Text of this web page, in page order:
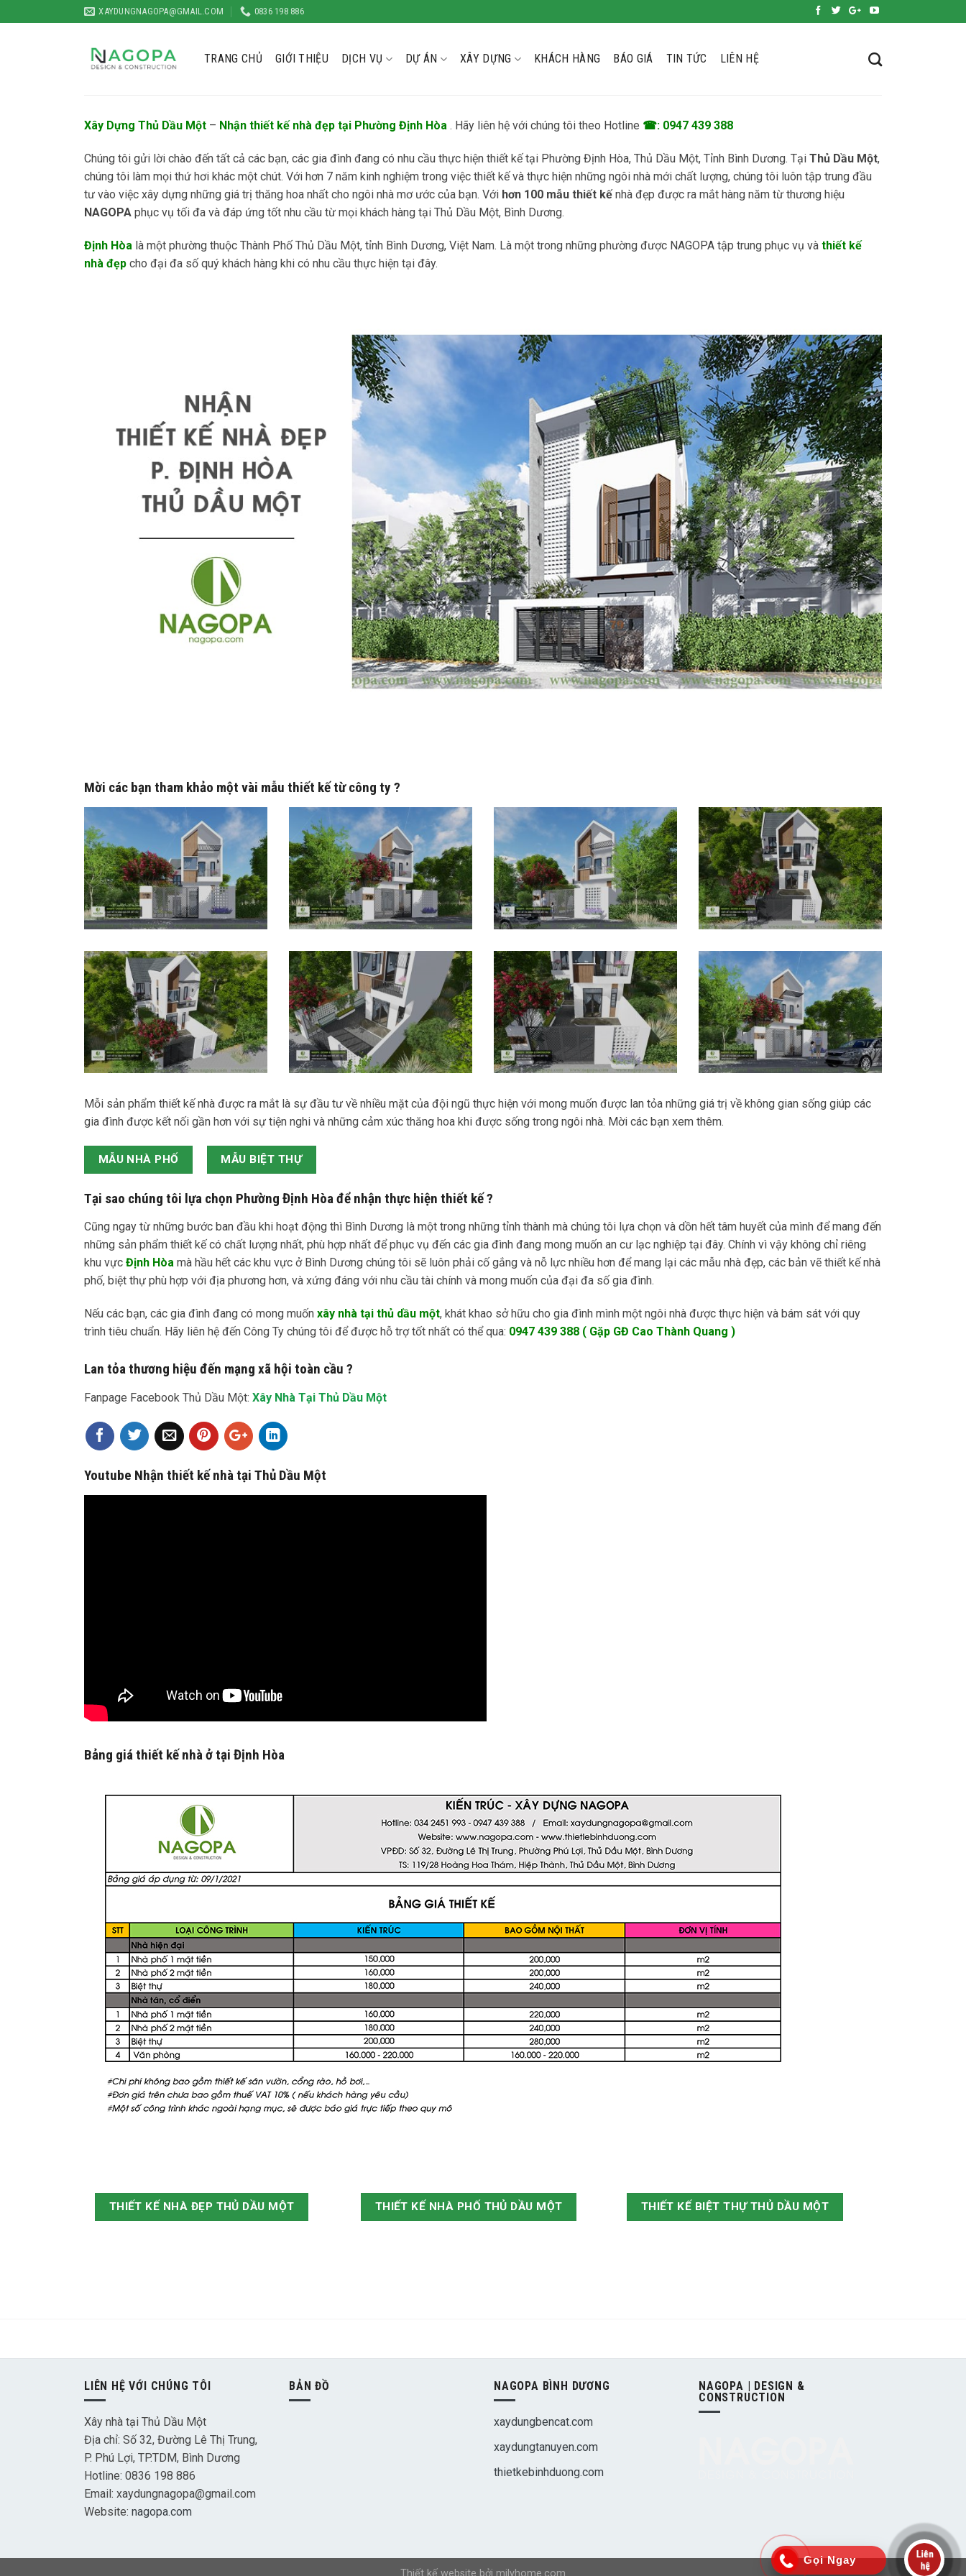
to
XAYDUNGNAGOPA@GMAIL.COM 0836 198 886
TRANG CHỦ GIỚI THIỆU DỊCH VỤ DỰ ÁN XÂY DỰNG KHÁCH HÀNG BÁO GIÁ TIN TỨC LIÊN HỆ
Xây Dựng Thủ Dầu Một – Nhận thiết kế nhà đẹp tại Phường Định Hòa . Hãy liên hệ với chúng tôi theo Hotline ☎: 0947 439 388
Chúng tôi gửi lời chào đến tất cả các bạn, các gia đình đang có nhu cầu thực hiện thiết kế tại Phường Định Hòa, Thủ Dầu Một, Tỉnh Bình Dương. Tại Thủ Dầu Một,
chúng tôi làm mọi thứ hơi khác một chút. Với hơn 7 năm kinh nghiệm trong việc thiết kế và thực hiện những ngôi nhà mới chất lượng, chúng tôi luôn tập trung đầu
tư vào việc xây dựng những giá trị thăng hoa nhất cho ngôi nhà mơ ước của bạn. Với hơn 100 mẫu thiết kếnhà đẹp được ra mắt hàng năm từ thương hiệu
NAGOPA phục vụ tối đa và đáp ứng tốt nhu cầu từ mọi khách hàng tại Thủ Dầu Một, Bình Dương.
Định Hòa là một phường thuộc Thành Phố Thủ Dầu Một, tỉnh Bình Dương, Việt Nam. Là một trong những phường được NAGOPA tập trung phục vụ và thiết kế
nhà đẹp cho đại đa số quý khách hàng khi có nhu cầu thực hiện tại đây.
Mời các bạn tham khảo một vài mẫu thiết kế từ công ty ?
Mỗi sản phẩm thiết kế nhà được ra mắt là sự đầu tư về nhiều mặt của đội ngũ thực hiện với mong muốn được lan tỏa những giá trị về không gian sống giúp các
gia đình được kết nối gần hơn với sự tiện nghi và những cảm xúc thăng hoa khi được sống trong ngôi nhà. Mời các bạn xem thêm.
MẪU NHÀ PHỐ MẪU BIỆT THỰ
Tại sao chúng tôi lựa chọn Phường Định Hòa để nhận thực hiện thiết kế ?
Cũng ngay từ những bước ban đầu khi hoạt động thì Bình Dương là một trong những tỉnh thành mà chúng tôi lựa chọn và dồn hết tâm huyết của mình để mang đến
những sản phẩm thiết kế có chất lượng nhất, phù hợp nhất để phục vụ đến các gia đình đang mong muốn an cư lạc nghiệp tại đây. Chính vì vậy không chỉ riêng
khu vực Định Hòa mà hầu hết các khu vực ở Bình Dương chúng tôi sẽ luôn phải cố gắng và nỗ lực nhiều hơn để mang lại các mẫu nhà đẹp, các bản vẽ thiết kế nhà
phố, biệt thự phù hợp với địa phương hơn, và xứng đáng với nhu cầu tài chính và mong muốn của đại đa số gia đình.
Nếu các bạn, các gia đình đang có mong muốn xây nhà tại thủ dầu một, khát khao sở hữu cho gia đình mình một ngôi nhà được thực hiện và bám sát với quy
trình tiêu chuẩn. Hãy liên hệ đến Công Ty chúng tôi để được hỗ trợ tốt nhất có thể qua: 0947 439 388 ( Gặp GĐ Cao Thành Quang )
Lan tỏa thương hiệu đến mạng xã hội toàn cầu ?
Fanpage Facebook Thủ Dầu Một: Xây Nhà Tại Thủ Dầu Một
Youtube Nhận thiết kế nhà tại Thủ Dầu Một
Bảng giá thiết kế nhà ở tại Định Hòa
THIẾT KẾ NHÀ ĐẸP THỦ DẦU MỘT THIẾT KẾ NHÀ PHỐ THỦ DẦU MỘT THIẾT KẾ BIỆT THỰ THỦ DẦU MỘT
LIÊN HỆ VỚI CHÚNG TÔI
Xây nhà tại Thủ Dầu Một
Địa chỉ: Số 32, Đường Lê Thị Trung,
P. Phú Lợi, TP.TDM, Bình Dương
Hotline: 0836 198 886
Email: xaydungnagopa@gmail.com
Website: nagopa.com
BẢN ĐỒ NAGOPA BÌNH DƯƠNG
xaydungbencat.com
xaydungtanuyen.com
thietkebinhduong.com
NAGOPA | DESIGN &
CONSTRUCTION
Gọi Ngay